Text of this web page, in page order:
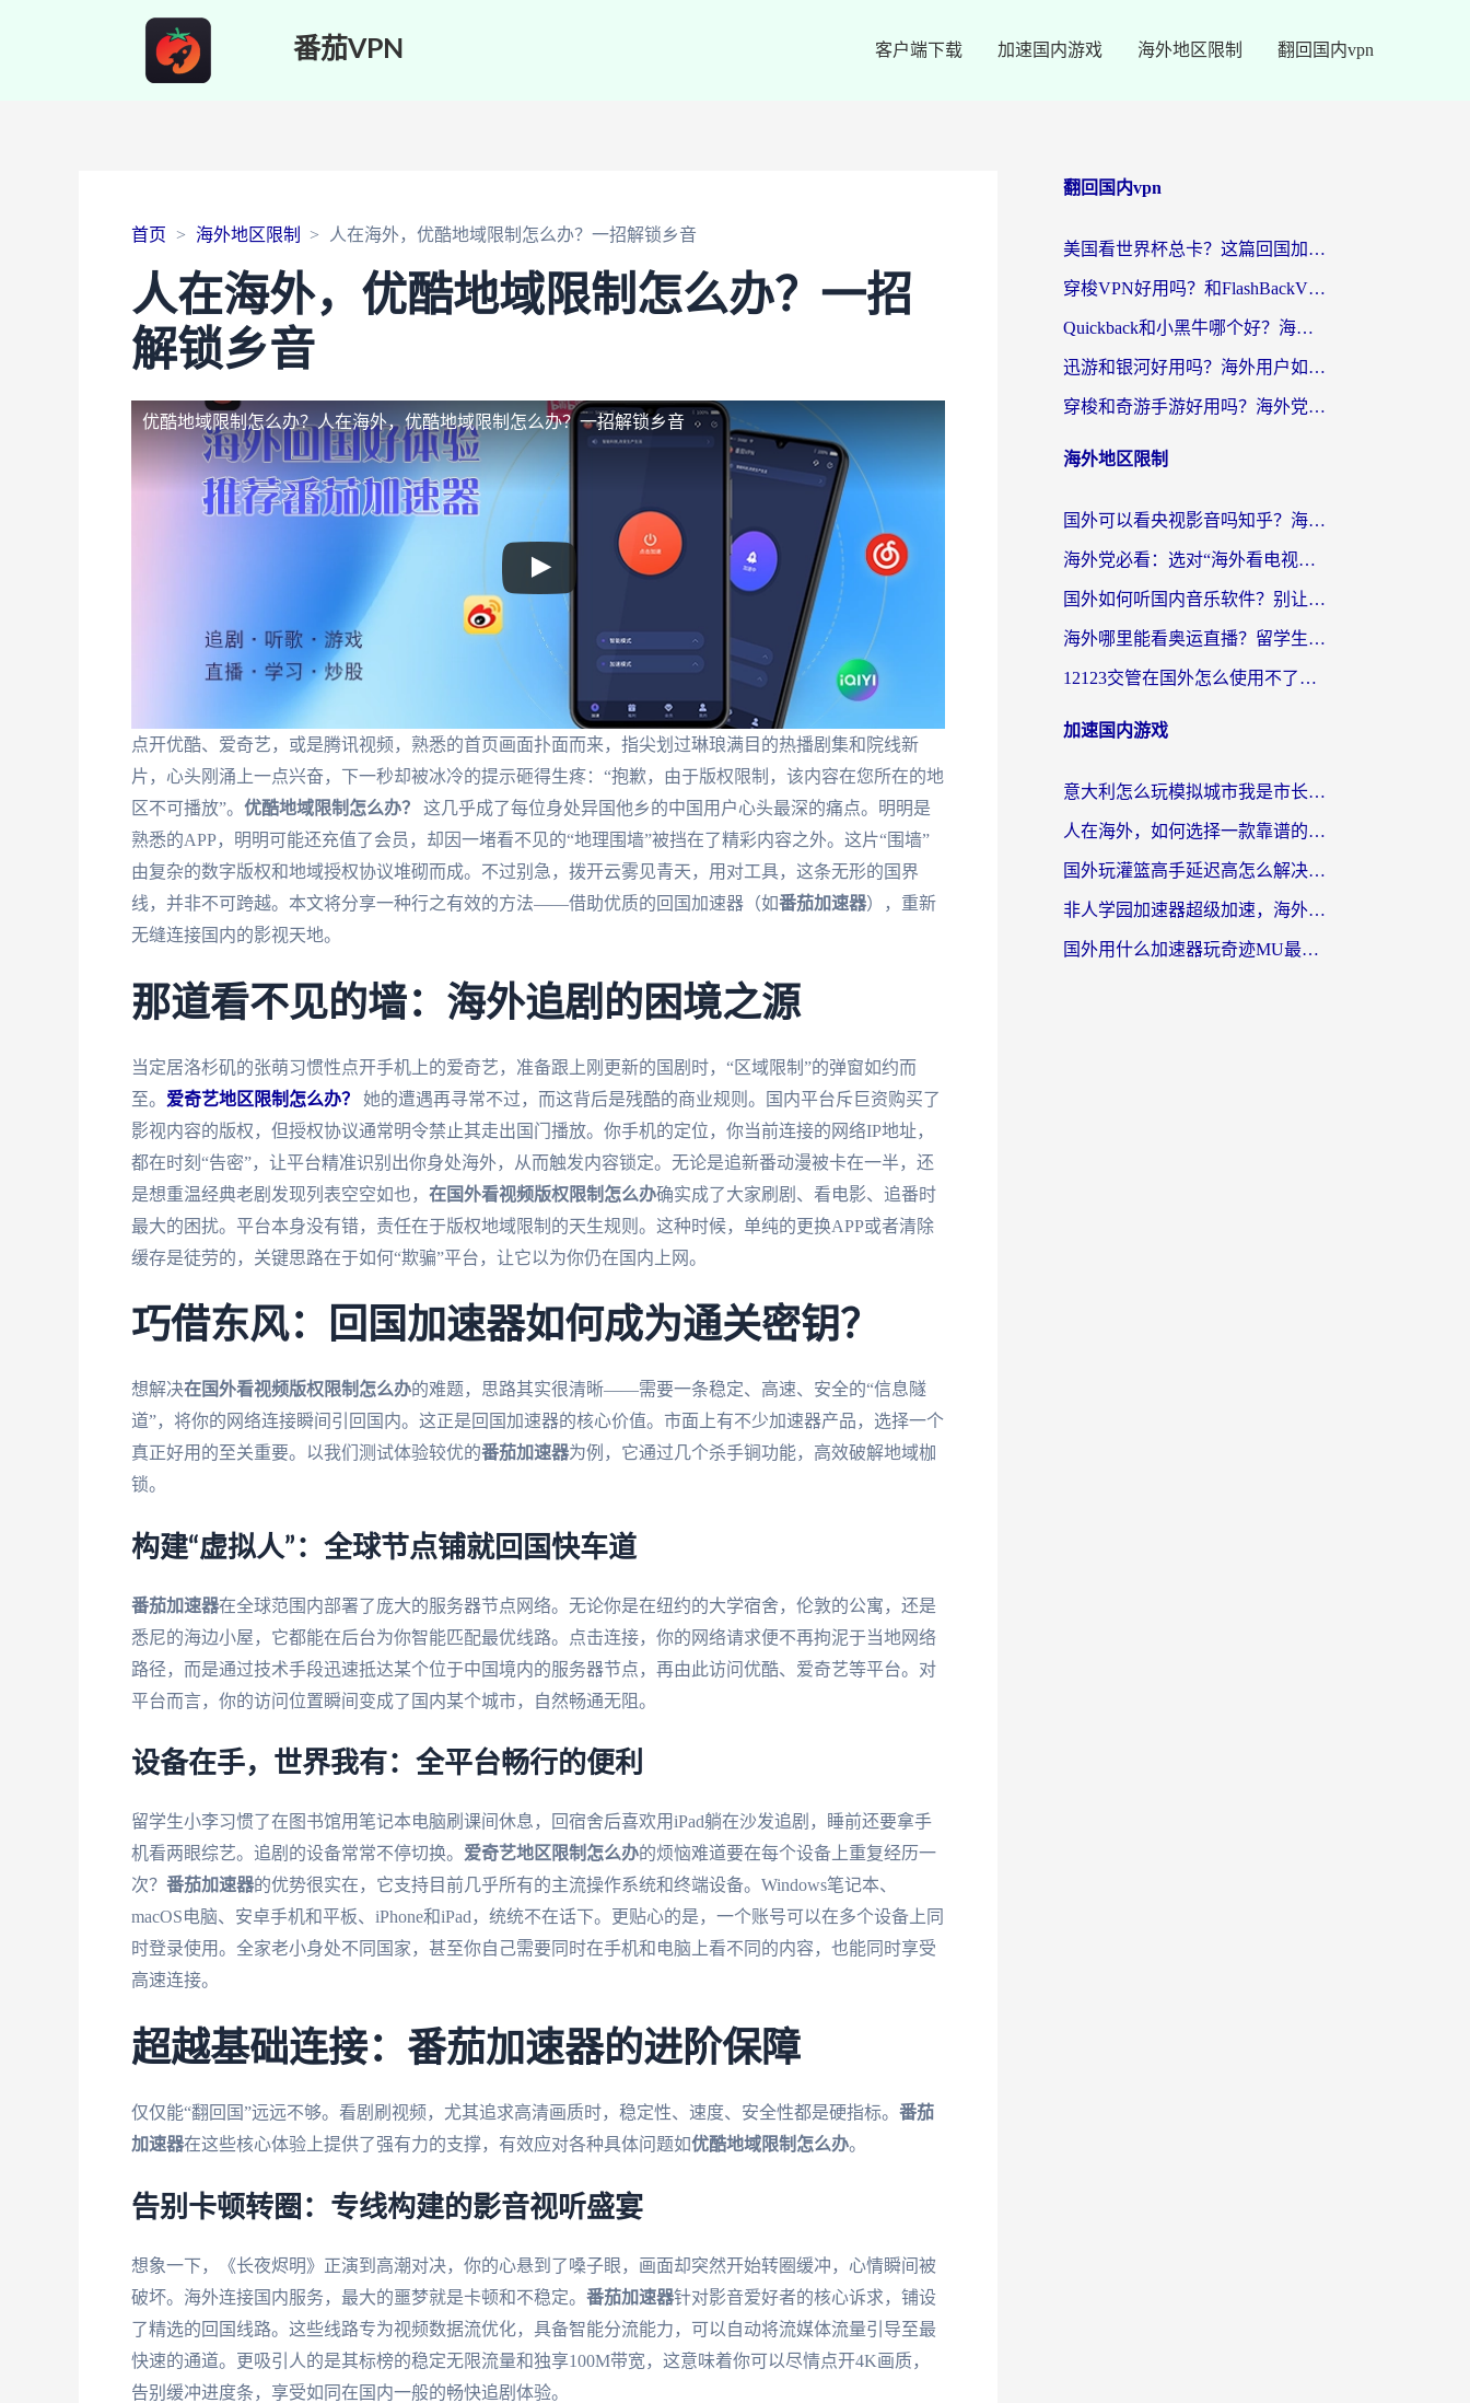
番茄VPN 客户端下载 加速国内游戏 海外地区限制 翻回国内vpn
首页 海外地区限制 人在海外，优酷地域限制怎么办？一招解锁乡音
人在海外，优酷地域限制怎么办？一招
解锁乡音
优酷地域限制怎么办？人在海外，优酷地域限制怎么办？一招解锁乡音
点开优酷、爱奇艺，或是腾讯视频，熟悉的首页画面扑面而来，指尖划过琳琅满目的热播剧集和院线新
片，心头刚涌上一点兴奋，下一秒却被冰冷的提示砸得生疼：“抱歉，由于版权限制，该内容在您所在的地
区不可播放”。 优酷地域限制怎么办？
这几乎成了每位身处异国他乡的中国用户心头最深的痛点。明明是
熟悉的APP，明明可能还充值了会员，却因一堵看不见的“地理围墙”被挡在了精彩内容之外。这片“围墙”
由复杂的数字版权和地域授权协议堆砌而成。不过别急，拨开云雾见青天，用对工具，这条无形的国界
线，并非不可跨越。本文将分享一种行之有效的方法——借助优质的回国加速器（如番茄加速器），重新
无缝连接国内的影视天地。
那道看不见的墙：海外追剧的困境之源
当定居洛杉矶的张萌习惯性点开手机上的爱奇艺，准备跟上刚更新的国剧时，“区域限制”的弹窗如约而
至。 爱奇艺地区限制怎么办？
她的遭遇再寻常不过，而这背后是残酷的商业规则。国内平台斥巨资购买了
影视内容的版权，但授权协议通常明令禁止其走出国门播放。你手机的定位，你当前连接的网络IP地址，
都在时刻“告密”，让平台精准识别出你身处海外，从而触发内容锁定。无论是追新番动漫被卡在一半，还
是想重温经典老剧发现列表空空如也， 在国外看视频版权限制怎么办确实成了大家刷剧、看电影、追番时
最大的困扰。平台本身没有错，责任在于版权地域限制的天生规则。这种时候，单纯的更换APP或者清除
缓存是徒劳的，关键思路在于如何“欺骗”平台，让它以为你仍在国内上网。
巧借东风：回国加速器如何成为通关密钥？
想解决在国外看视频版权限制怎么办的难题，思路其实很清晰——需要一条稳定、高速、安全的“信息隧
道”，将你的网络连接瞬间引回国内。这正是回国加速器的核心价值。市面上有不少加速器产品，选择一个
真正好用的至关重要。以我们测试体验较优的番茄加速器为例，它通过几个杀手锏功能，高效破解地域枷
锁。
构建“虚拟人”：全球节点铺就回国快车道
番茄加速器在全球范围内部署了庞大的服务器节点网络。无论你是在纽约的大学宿舍，伦敦的公寓，还是
悉尼的海边小屋，它都能在后台为你智能匹配最优线路。点击连接，你的网络请求便不再拘泥于当地网络
路径，而是通过技术手段迅速抵达某个位于中国境内的服务器节点，再由此访问优酷、爱奇艺等平台。对
平台而言，你的访问位置瞬间变成了国内某个城市，自然畅通无阻。
设备在手，世界我有：全平台畅行的便利
留学生小李习惯了在图书馆用笔记本电脑刷课间休息，回宿舍后喜欢用iPad躺在沙发追剧，睡前还要拿手
机看两眼综艺。追剧的设备常常不停切换。 爱奇艺地区限制怎么办的烦恼难道要在每个设备上重复经历一
次？ 番茄加速器的优势很实在，它支持目前几乎所有的主流操作系统和终端设备。Windows笔记本、
macOS电脑、安卓手机和平板、iPhone和iPad，统统不在话下。更贴心的是，一个账号可以在多个设备上同
时登录使用。全家老小身处不同国家，甚至你自己需要同时在手机和电脑上看不同的内容，也能同时享受
高速连接。
超越基础连接：番茄加速器的进阶保障
仅仅能“翻回国”远远不够。看剧刷视频，尤其追求高清画质时，稳定性、速度、安全性都是硬指标。 番茄
加速器在这些核心体验上提供了强有力的支撑，有效应对各种具体问题如优酷地域限制怎么办。
告别卡顿转圈：专线构建的影音视听盛宴
想象一下，《长夜烬明》正演到高潮对决，你的心悬到了嗓子眼，画面却突然开始转圈缓冲，心情瞬间被
破坏。海外连接国内服务，最大的噩梦就是卡顿和不稳定。 番茄加速器针对影音爱好者的核心诉求，铺设
了精选的回国线路。这些线路专为视频数据流优化，具备智能分流能力，可以自动将流媒体流量引导至最
快速的通道。更吸引人的是其标榜的稳定无限流量和独享100M带宽，这意味着你可以尽情点开4K画质，
告别缓冲进度条，享受如同在国内一般的畅快追剧体验。
翻回国内vpn
美国看世界杯总卡？这篇回国加速器指南帮你无缝刷国内资源（附苹果手机VPN设置步骤）
穿梭VPN好用吗？和FlashBackVPN对比哪个回国效果更好？
Quickback和小黑牛哪个好？海外党亲测指南，选对回国加速器秒回国内
迅游和银河好用吗？海外用户如何选择回国加速器实现无缝访问国内资源
穿梭和奇游手游好用吗？海外党亲测3款回国加速器，附蜜蜂加速器七天试用攻略
海外地区限制
国外可以看央视影音吗知乎？海外党亲测有效的回国加速方案
海外党必看：选对“海外看电视剧软件”，再也不用愁国内剧刷不了
国外如何听国内音乐软件？别让地域限制，断了你的中文歌单
海外哪里能看奥运直播？留学生&海外华人必看的体育赛事观赛终极指南
12123交管在国外怎么使用不了？海外华人必看的无缝访问国内资源指南
加速国内游戏
意大利怎么玩模拟城市我是市长？海外党国服游戏加速终极攻略（附三国3量子特攻解决办法）
人在海外，如何选择一款靠谱的玩剑灵2加速器？
国外玩灌篮高手延迟高怎么解决？海外玩家国服游戏加速终极指南
非人学园加速器超级加速，海外玩家重返国服的通行证
国外用什么加速器玩奇迹MU最好？2026海外玩家国服游戏加速全攻略